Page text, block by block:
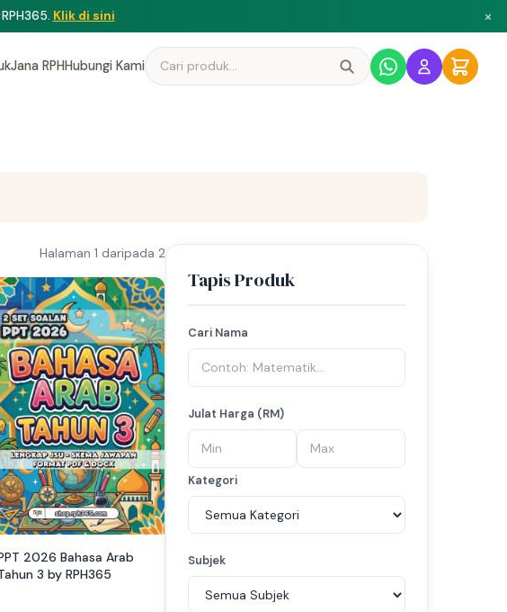
Klik di sini ×
Jana RPHHubungi Kami
Tapis Produk
Cari Nama
Julat Harga (RM)
Kategori
Subjek
Halaman 1 daripada 2
2026 Bahasa Arab
3 by RPH365